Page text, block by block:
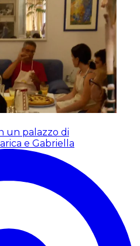
un palazzo di
e Gabriella